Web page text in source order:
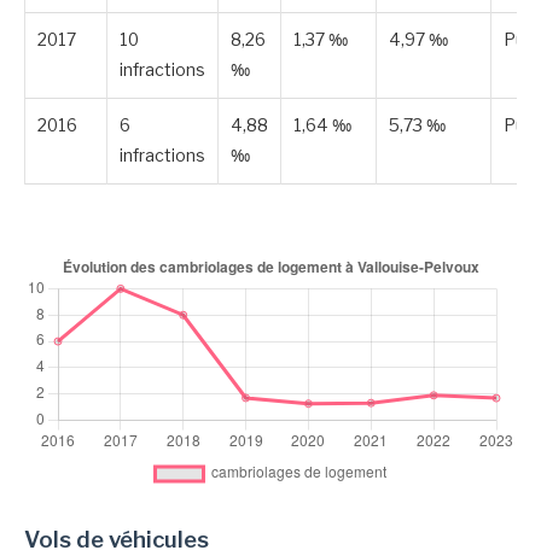
2017
10
infractions
8,26
‰
1,37 ‰ 4,97 ‰
2016
6
infractions
4,88
‰
1,64 ‰ 5,73 ‰
Vols de véhicules